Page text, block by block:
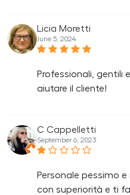
Licia Moretti
June 5, 2024
Professionali, gentili
aiutare il cliente!
C Cappelletti
September 6, 2023
Personale pessimo
con superiorità e ti